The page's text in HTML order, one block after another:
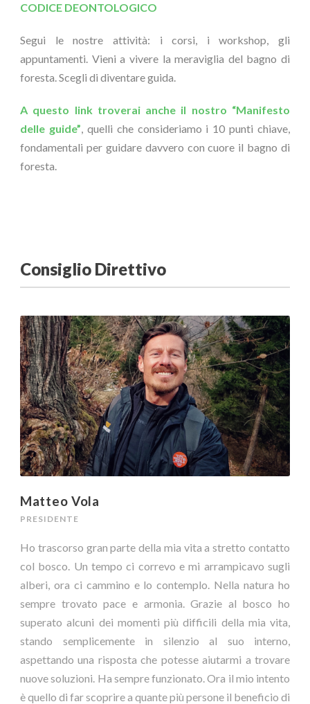
CODICE DEONTOLOGICO
Segui le nostre attività: i corsi, i workshop, gli
appuntamenti. Vieni a vivere la meraviglia del bagno di
foresta. Scegli di diventare guida.
A questo link troverai anche il nostro “Manifesto
delle guide”, quelli che consideriamo i 10 punti chiave,
fondamentali per guidare davvero con cuore il bagno di
foresta.
Consiglio Direttivo
Matteo Vola
PRESIDENTE
Ho trascorso gran parte della mia vita a stretto contatto
col bosco. Un tempo ci correvo e mi arrampicavo sugli
alberi, ora ci cammino e lo contemplo. Nella natura ho
sempre trovato pace e armonia. Grazie al bosco ho
superato alcuni dei momenti più difficili della mia vita,
stando semplicemente in silenzio al suo interno,
aspettando una risposta che potesse aiutarmi a trovare
nuove soluzioni. Ha sempre funzionato. Ora il mio intento
è quello di far scoprire a quante più persone il beneficio di